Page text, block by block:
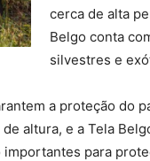
cerca de alta
Belgo conta
silvestres e
a proteção do
altura, e a Tela
para